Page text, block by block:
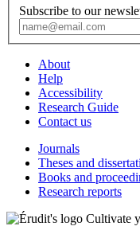
Subscribe to our
About
Help
Accessibility
Research Guide
Contact us
Journals
Theses and
Books and
Research reports
Cultivate